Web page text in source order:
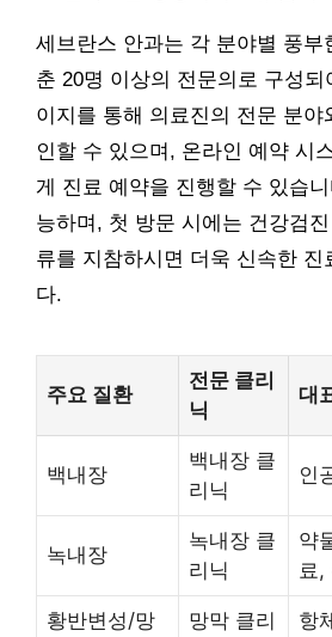
세브란스 안과는 각 분야별 풍부
춘 20명 이상의 전문의로 구성되
이지를 통해 의료진의 전문 분야
인할 수 있으며, 온라인 예약 시
게 진료 예약을 진행할 수 있습
능하며, 첫 방문 시에는 건강검
류를 지참하시면 더욱 신속한 진
다.
주요 질환
전문 클리
닉
대
백내장
백내장 클
리닉
인
녹내장
녹내장 클
리닉
약
료,
황반변성/망
망막 클리
항